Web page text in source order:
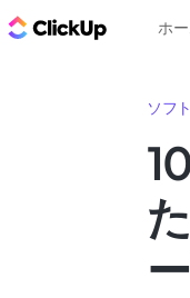
ClickUp
ホ
ソフ